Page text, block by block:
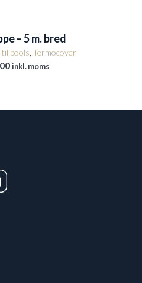
– 5 m. bred
pools Termocover
inkl. moms